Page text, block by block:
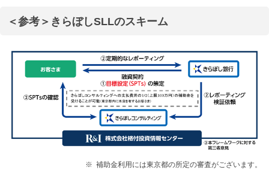
＜参考＞きらぼしSLLのスキーム
※ 補助金利用には東京都の所定の審査がございます。